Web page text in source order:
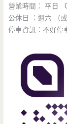
營業時間： 平日
公休日 ：週六 （
停車資訊：不好停